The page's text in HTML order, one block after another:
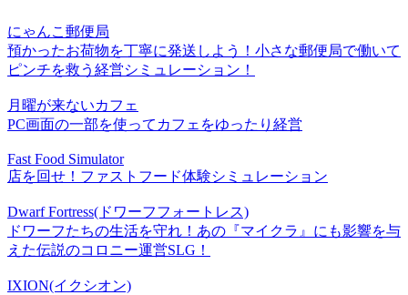
にゃんこ郵便局
預かったお荷物を丁寧に発送しよう！小さな郵便局で働いて
ピンチを救う経営シミュレーション！
月曜が来ないカフェ
PC画面の一部を使ってカフェをゆったり経営
Fast Food Simulator
店を回せ！ファストフード体験シミュレーション
Dwarf Fortress(ドワーフフォートレス)
ドワーフたちの生活を守れ！あの『マイクラ』にも影響を与
えた伝説のコロニー運営SLG！
IXION(イクシオン)